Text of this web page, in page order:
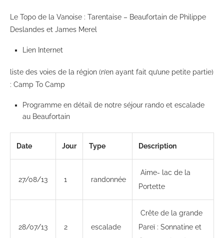
Le Topo de la Vanoise : Tarentaise – Beaufortain de Philippe
Deslandes et James Merel
Lien Internet
liste des voies de la région (n’en ayant fait qu’une petite partie)
: Camp To Camp
Programme en détail de notre séjour rando et escalade
au Beaufortain
Date Jour Type Description
27/08/13 1 randonnée
Aime- lac de la
Portette
28/07/13 2 escalade
Crête de la grande
Pareï : Sonnatine et